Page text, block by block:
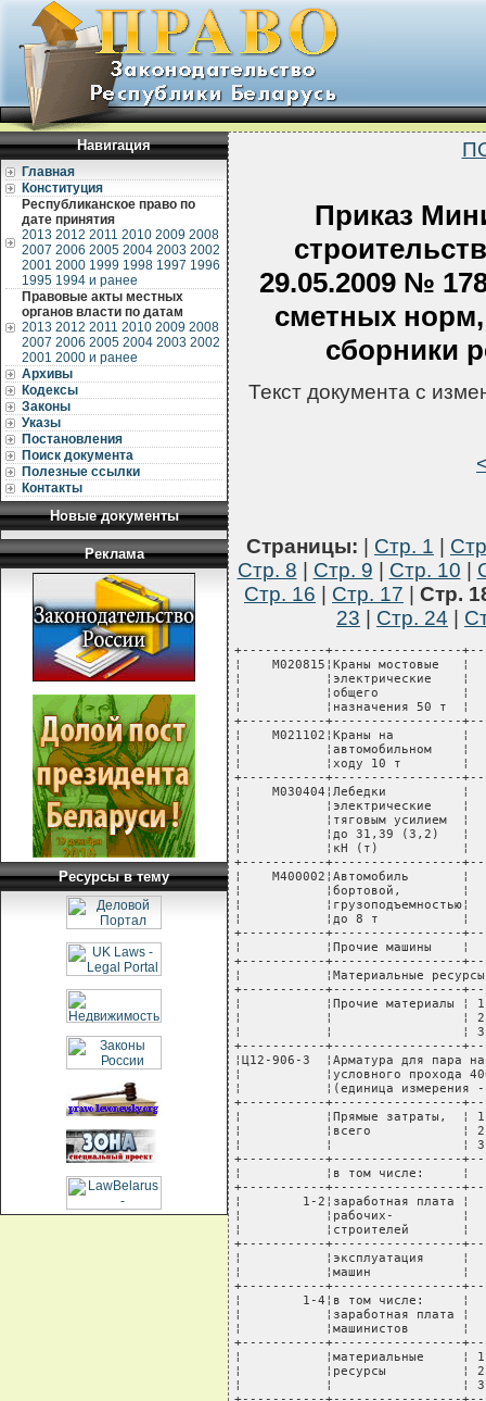
Навигация
Главная
Конституция
Республиканское право по
дате принятия
2013 2012 2011 2010 2009 2008
2007 2006 2005 2004 2003 2002
2001 2000 1999 1998 1997 1996
1995 1994 и ранее
Правовые акты местных
органов власти по датам
2013 2012 2011 2010 2009 2008
2007 2006 2005 2004 2003 2002
2001 2000 и ранее
Архивы
Кодексы
Законы
Указы
Постановления
Поиск документа
Полезные ссылки
Контакты
Новые документы
Реклама
Ресурсы в тему
Приказ
29.05.2009 №
сметных
сборники
Текст документа с
Страницы: Стр. 1
Стр. 8
Стр. 9 Стр. 10
Стр. 16
Стр. 17
Стр.
23
Стр. 24
+-----------+-----------------+----T---------+-------+---------+----------+-------------+
¦    М020815¦Краны мостовые   ¦    ¦  маш.-ч ¦   0,18¦    15803¦      2845¦             ¦
¦           ¦электрические    ¦    ¦         ¦       ¦         ¦          ¦             ¦
¦           ¦общего           ¦    ¦         ¦       ¦         ¦          ¦             ¦
¦           ¦назначения 50 т  ¦    ¦         ¦       ¦         ¦          ¦             ¦
+-----------+-----------------+----+---------+-------+---------+----------+-------------+
¦    М021102¦Краны на         ¦    ¦  маш.-ч ¦   0,36¦    20884¦      7518¦             ¦
¦           ¦автомобильном    ¦    ¦         ¦       ¦         ¦          ¦             ¦
¦           ¦ходу 10 т        ¦    ¦         ¦       ¦         ¦          ¦             ¦
+-----------+-----------------+----+---------+-------+---------+----------+-------------+
¦    М030404¦Лебедки          ¦    ¦  маш.-ч ¦   2,85¦     1714¦      4885¦             ¦
¦           ¦электрические    ¦    ¦         ¦       ¦         ¦          ¦             ¦
¦           ¦тяговым усилием  ¦    ¦         ¦       ¦         ¦          ¦             ¦
¦           ¦до 31,39 (3,2)   ¦    ¦         ¦       ¦         ¦          ¦             ¦
¦           ¦кН (т)           ¦    ¦         ¦       ¦         ¦          ¦             ¦
+-----------+-----------------+----+---------+-------+---------+----------+-------------+
¦    М400002¦Автомобиль       ¦    ¦  маш.-ч ¦   0,36¦    14435¦      5197¦             ¦
¦           ¦бортовой,        ¦    ¦         ¦       ¦         ¦          ¦             ¦
¦           ¦грузоподъемностью¦    ¦         ¦       ¦         ¦          ¦             ¦
¦           ¦до 8 т           ¦    ¦         ¦       ¦         ¦          ¦             ¦
+-----------+-----------------+----+---------+-------+---------+----------+-------------+
¦           ¦Прочие машины    ¦    ¦   руб.  ¦       ¦         ¦    147817¦             ¦
+-----------+-----------------+----+---------+-------+---------+----------+-------------+
¦           ¦Материальные ресурсы, учтенные в прямых затратах                           ¦
+-----------+-----------------+----T---------+-------+---------+----------+-------------+
¦           ¦Прочие материалы ¦ 1  ¦   руб.  ¦       ¦         ¦    327555¦          689¦
¦           ¦                 ¦ 2  ¦         ¦       ¦         ¦    328698¦         1809¦
¦           ¦                 ¦ 3  ¦         ¦       ¦         ¦    327845¦          974¦
+-----------+-----------------+----+---------+-------+---------+----------+-------------+
¦Ц12-906-3  ¦Арматура для пара на условное давление 10 МПа с электроприводом, диаметр   ¦
¦           ¦условного прохода 400 мм                                                   ¦
¦           ¦(единица измерения - шт)                                                   ¦
+-----------+-----------------+----T---------+-------+---------+----------+-------------+
¦           ¦Прямые затраты,  ¦ 1  ¦   руб.  ¦       ¦         ¦   1502317¦         6685¦
¦           ¦всего            ¦ 2  ¦         ¦       ¦         ¦   1513436¦        17568¦
¦           ¦                 ¦ 3  ¦         ¦       ¦         ¦   1505150¦         9457¦
+-----------+-----------------+----+---------+-------+---------+----------+-------------+
¦           ¦в том числе:     ¦    ¦         ¦       ¦         ¦          ¦             ¦
+-----------+-----------------+----+---------+-------+---------+----------+-------------+
¦        1-2¦заработная плата ¦    ¦   руб.  ¦       ¦